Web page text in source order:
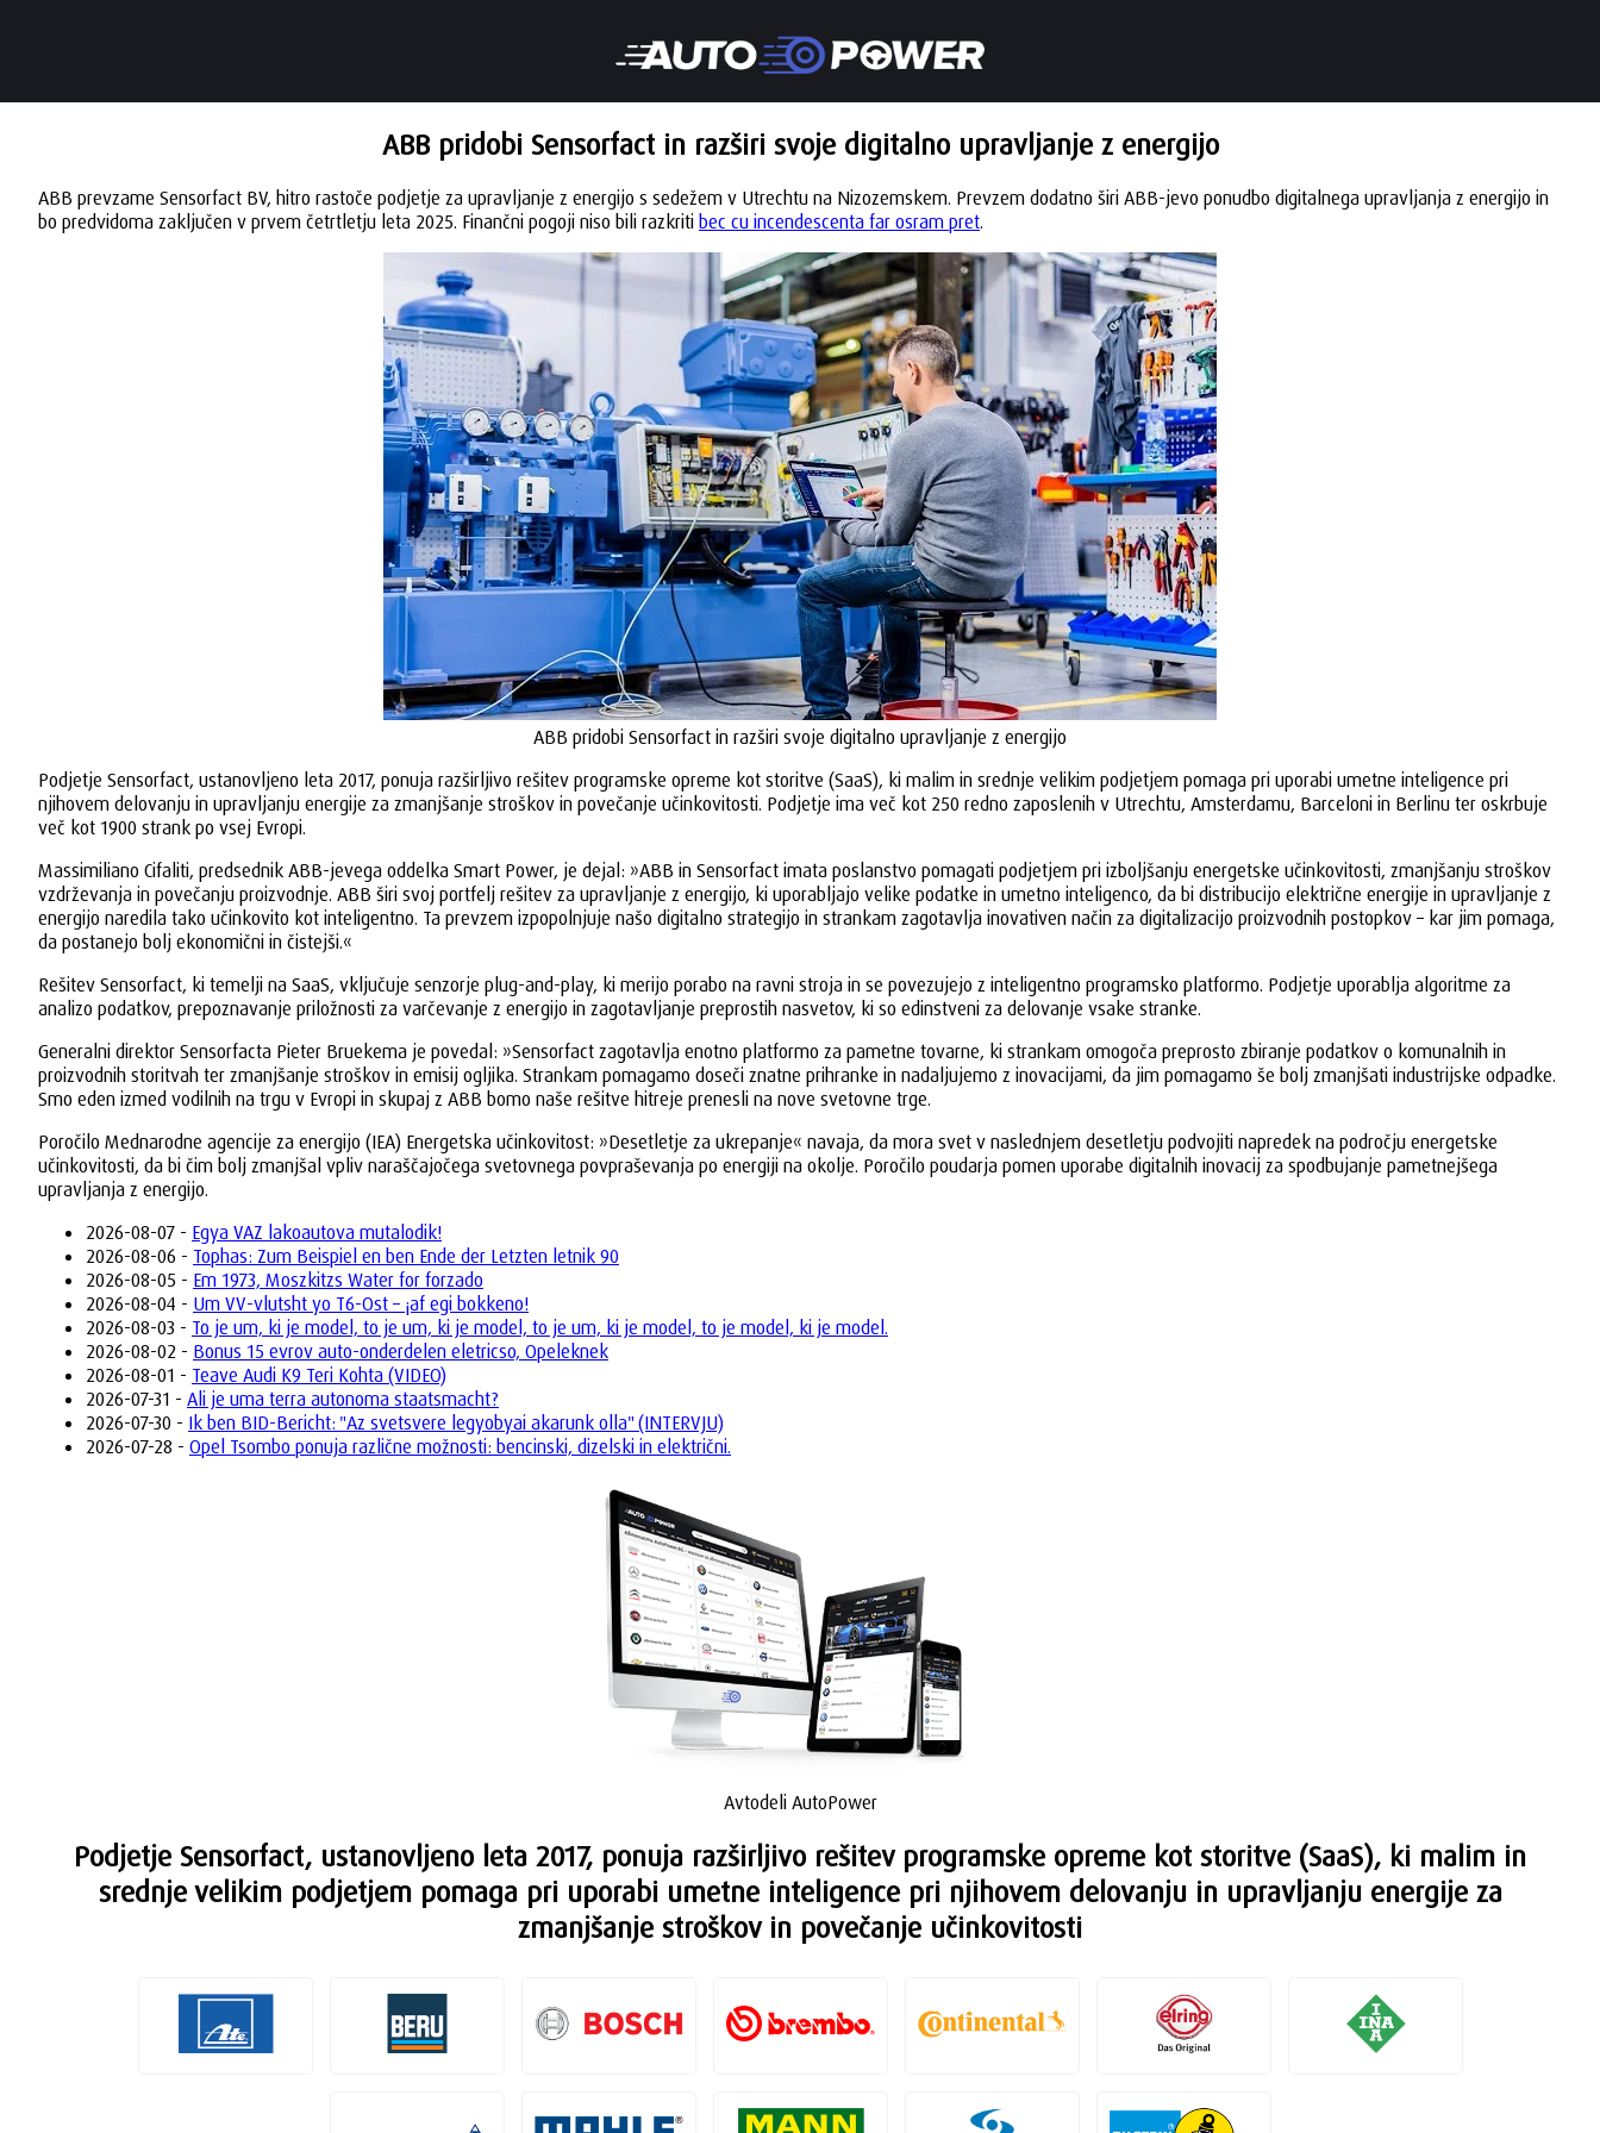
ABB pridobi Sensorfact in razširi svoje digitalno upravljanje z energijo
ABB prevzame Sensorfact BV, hitro rastoče podjetje za upravljanje z energijo s sedežem v Utrechtu na Nizozemskem. Prevzem dodatno širi ABB-jevo ponudbo digitalnega upravljanja z energijo in
bo predvidoma zaključen v prvem četrtletju leta 2025. Finančni pogoji niso bili razkriti bec cu incendescenta far osram pret.
ABB pridobi Sensorfact in razširi svoje digitalno upravljanje z energijo
Podjetje Sensorfact, ustanovljeno leta 2017, ponuja razširljivo rešitev programske opreme kot storitve (SaaS), ki malim in srednje velikim podjetjem pomaga pri uporabi umetne inteligence pri
njihovem delovanju in upravljanju energije za zmanjšanje stroškov in povečanje učinkovitosti. Podjetje ima več kot 250 redno zaposlenih v Utrechtu, Amsterdamu, Barceloni in Berlinu ter oskrbuje
več kot 1900 strank po vsej Evropi.
Massimiliano Cifaliti, predsednik ABB-jevega oddelka Smart Power, je dejal: »ABB in Sensorfact imata poslanstvo pomagati podjetjem pri izboljšanju energetske učinkovitosti, zmanjšanju stroškov
vzdrževanja in povečanju proizvodnje. ABB širi svoj portfelj rešitev za upravljanje z energijo, ki uporabljajo velike podatke in umetno inteligenco, da bi distribucijo električne energije in upravljanje z
energijo naredila tako učinkovito kot inteligentno. Ta prevzem izpopolnjuje našo digitalno strategijo in strankam zagotavlja inovativen način za digitalizacijo proizvodnih postopkov – kar jim pomaga,
da postanejo bolj ekonomični in čistejši.«
Rešitev Sensorfact, ki temelji na SaaS, vključuje senzorje plug-and-play, ki merijo porabo na ravni stroja in se povezujejo z inteligentno programsko platformo. Podjetje uporablja algoritme za
analizo podatkov, prepoznavanje priložnosti za varčevanje z energijo in zagotavljanje preprostih nasvetov, ki so edinstveni za delovanje vsake stranke.
Generalni direktor Sensorfacta Pieter Bruekema je povedal: »Sensorfact zagotavlja enotno platformo za pametne tovarne, ki strankam omogoča preprosto zbiranje podatkov o komunalnih in
proizvodnih storitvah ter zmanjšanje stroškov in emisij ogljika. Strankam pomagamo doseči znatne prihranke in nadaljujemo z inovacijami, da jim pomagamo še bolj zmanjšati industrijske odpadke.
Smo eden izmed vodilnih na trgu v Evropi in skupaj z ABB bomo naše rešitve hitreje prenesli na nove svetovne trge.
Poročilo Mednarodne agencije za energijo (IEA) Energetska učinkovitost: »Desetletje za ukrepanje« navaja, da mora svet v naslednjem desetletju podvojiti napredek na področju energetske
učinkovitosti, da bi čim bolj zmanjšal vpliv naraščajočega svetovnega povpraševanja po energiji na okolje. Poročilo poudarja pomen uporabe digitalnih inovacij za spodbujanje pametnejšega
upravljanja z energijo.
2026-08-07 - Egya VAZ lakoautova mutalodik!
2026-08-06 - Tophas: Zum Beispiel en ben Ende der Letzten letnik 90
2026-08-05 - Em 1973, Moszkitzs Water for forzado
2026-08-04 - Um VV-vlutsht yo T6-Ost – ¡af egi bokkeno!
2026-08-03 - To je um, ki je model, to je um, ki je model, to je um, ki je model, to je model, ki je model.
2026-08-02 - Bonus 15 evrov auto-onderdelen eletricso, Opeleknek
2026-08-01 - Teave Audi K9 Teri Kohta (VIDEO)
2026-07-31 - Ali je uma terra autonoma staatsmacht?
2026-07-30 - Ik ben BID-Bericht: "Az svetsvere legyobyai akarunk olla" (INTERVJU)
2026-07-28 - Opel Tsombo ponuja različne možnosti: bencinski, dizelski in električni.
Avtodeli AutoPower
Podjetje Sensorfact, ustanovljeno leta 2017, ponuja razširljivo rešitev programske opreme kot storitve (SaaS), ki malim in
srednje velikim podjetjem pomaga pri uporabi umetne inteligence pri njihovem delovanju in upravljanju energije za
zmanjšanje stroškov in povečanje učinkovitosti